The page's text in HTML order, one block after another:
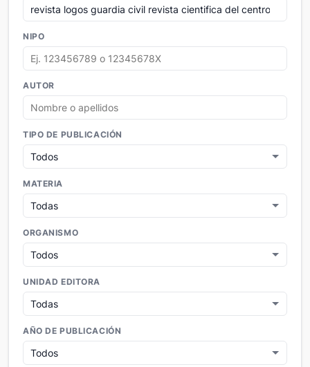
NIPO
AUTOR
TIPO DE PUBLICACIÓN
MATERIA
ORGANISMO
UNIDAD EDITORA
AÑO DE PUBLICACIÓN